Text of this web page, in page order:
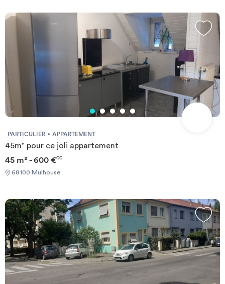
PARTICULIER APPARTEMENT
45m² pour ce joli appartement
45 m² - 600 €CC
68100 Mulhouse